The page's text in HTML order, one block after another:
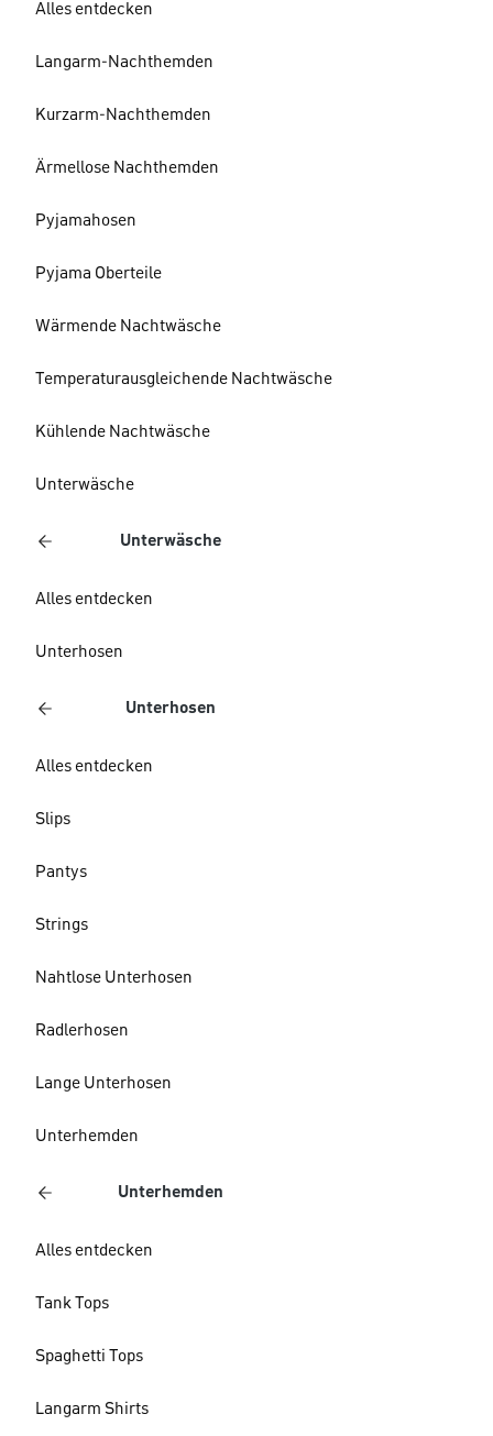
Alles entdecken
Langarm-Nachthemden
Kurzarm-Nachthemden
Ärmellose Nachthemden
Pyjamahosen
Pyjama Oberteile
Wärmende Nachtwäsche
Temperaturausgleichende Nachtwäsche
Kühlende Nachtwäsche
Unterwäsche
Unterwäsche
Alles entdecken
Unterhosen
Unterhosen
Alles entdecken
Slips
Pantys
Strings
Nahtlose Unterhosen
Radlerhosen
Lange Unterhosen
Unterhemden
Unterhemden
Alles entdecken
Tank Tops
Spaghetti Tops
Langarm Shirts